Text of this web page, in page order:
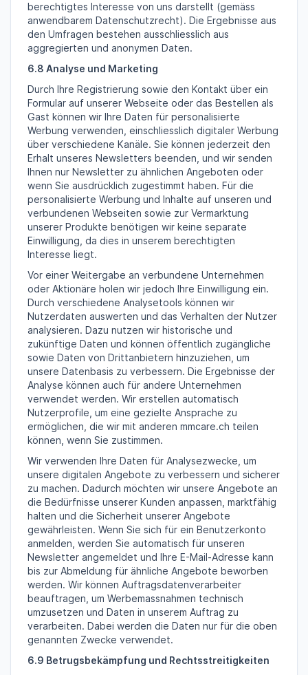
berechtigtes Interesse von uns darstellt (gemäss
anwendbarem Datenschutzrecht). Die Ergebnisse aus
den Umfragen bestehen ausschliesslich aus
aggregierten und anonymen Daten.
6.8 Analyse und Marketing
Durch Ihre Registrierung sowie den Kontakt über ein
Formular auf unserer Webseite oder das Bestellen als
Gast können wir Ihre Daten für personalisierte
Werbung verwenden, einschliesslich digitaler Werbung
über verschiedene Kanäle. Sie können jederzeit den
Erhalt unseres Newsletters beenden, und wir senden
Ihnen nur Newsletter zu ähnlichen Angeboten oder
wenn Sie ausdrücklich zugestimmt haben. Für die
personalisierte Werbung und Inhalte auf unseren und
verbundenen Webseiten sowie zur Vermarktung
unserer Produkte benötigen wir keine separate
Einwilligung, da dies in unserem berechtigten
Interesse liegt.
Vor einer Weitergabe an verbundene Unternehmen
oder Aktionäre holen wir jedoch Ihre Einwilligung ein.
Durch verschiedene Analysetools können wir
Nutzerdaten auswerten und das Verhalten der Nutzer
analysieren. Dazu nutzen wir historische und
zukünftige Daten und können öffentlich zugängliche
sowie Daten von Drittanbietern hinzuziehen, um
unsere Datenbasis zu verbessern. Die Ergebnisse der
Analyse können auch für andere Unternehmen
verwendet werden. Wir erstellen automatisch
Nutzerprofile, um eine gezielte Ansprache zu
ermöglichen, die wir mit anderen mmcare.ch teilen
können, wenn Sie zustimmen.
Wir verwenden Ihre Daten für Analysezwecke, um
unsere digitalen Angebote zu verbessern und sicherer
zu machen. Dadurch möchten wir unsere Angebote an
die Bedürfnisse unserer Kunden anpassen, marktfähig
halten und die Sicherheit unserer Angebote
gewährleisten. Wenn Sie sich für ein Benutzerkonto
anmelden, werden Sie automatisch für unseren
Newsletter angemeldet und Ihre E-Mail-Adresse kann
bis zur Abmeldung für ähnliche Angebote beworben
werden. Wir können Auftragsdatenverarbeiter
beauftragen, um Werbemassnahmen technisch
umzusetzen und Daten in unserem Auftrag zu
verarbeiten. Dabei werden die Daten nur für die oben
genannten Zwecke verwendet.
6.9 Betrugsbekämpfung und Rechtsstreitigkeiten